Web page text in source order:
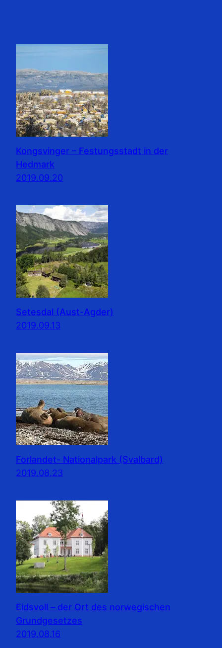
Kongsvinger – Festungsstadt in der
Hedmark
2019.09.20
Setesdal (Aust-Agder)
2019.09.13
Forlandet- Nationalpark (Svalbard)
2019.08.23
Eidsvoll – der Ort des norwegischen
Grundgesetzes
2019.08.16